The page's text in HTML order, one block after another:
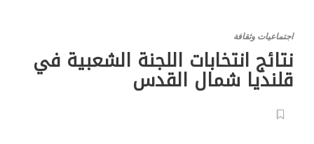
اجتماعيات وثقافة
نتائج انتخابات اللجنة الشعبية في
قلنديا شمال القدس